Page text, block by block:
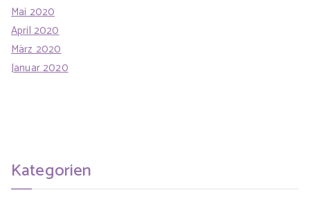
Mai 2020
April 2020
März 2020
Januar 2020
Kategorien